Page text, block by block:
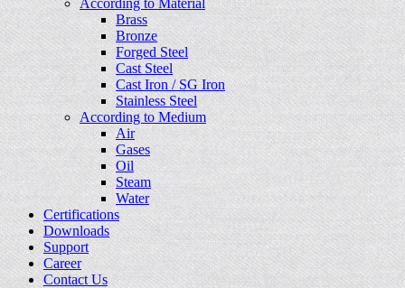
According to Material
Brass
Bronze
Forged Steel
Cast Steel
Cast Iron / SG Iron
Stainless Steel
According to Medium
Air
Gases
Oil
Steam
Water
Certifications
Downloads
Support
Career
Contact Us